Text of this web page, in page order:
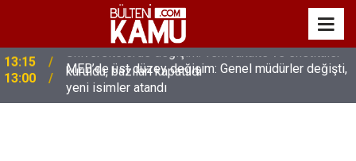
13:00
MEB’de üst düzey değişim: Genel müdürler değişti,
yeni isimler atandı